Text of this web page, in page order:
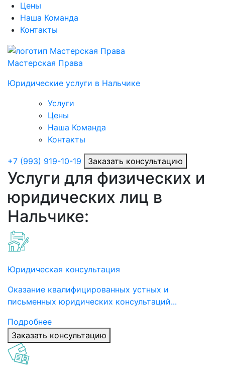
Цены
Наша Команда
Контакты
Мастерская Права
Юридические услуги в Нальчике
Услуги
Цены
Наша Команда
Контакты
+7 (993) 919-10-19 Заказать консультацию
Услуги для физических и
юридических лиц в
Нальчике:
Юридическая консультация
Оказание квалифицированных устных и
письменных юридических консультаций...
Подробнее
Заказать консультацию